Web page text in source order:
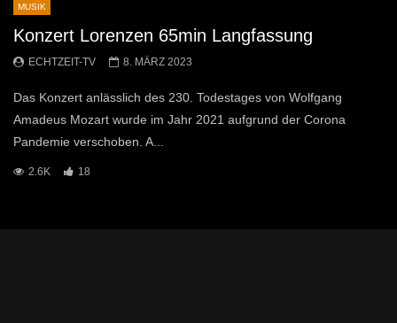
MUSIK
Konzert Lorenzen 65min Langfassung
ECHTZEIT-TV 8. MÄRZ 2023
Das Konzert anlässlich des 230. Todestages von Wolfgang
Amadeus Mozart wurde im Jahr 2021 aufgrund der Corona
Pandemie verschoben. A...
2.6K 18